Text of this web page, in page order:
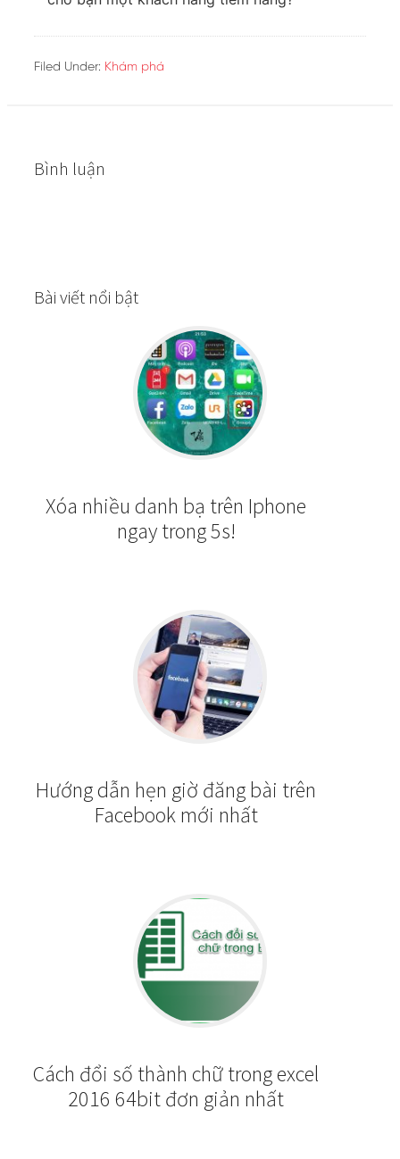
Filed Under: Khám phá
Bình luận
Bài viết nổi bật
Xóa nhiều danh bạ trên Iphone
ngay trong 5s!
Hướng dẫn hẹn giờ đăng bài trên
Facebook mới nhất
Cách đổi số thành chữ trong excel
2016 64bit đơn giản nhất